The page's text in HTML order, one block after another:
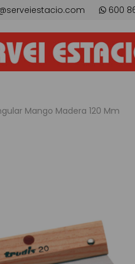
600
Mango Madera 120 Mm